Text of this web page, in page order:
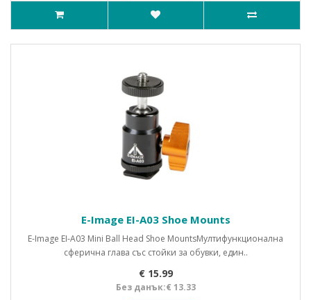
E-Image EI-A03 Shoe Mounts
E-Image EI-A03 Mini Ball Head Shoe MountsМултифункционална
сферична глава със стойки за обувки, един..
€ 15.99
Без данък:€ 13.33